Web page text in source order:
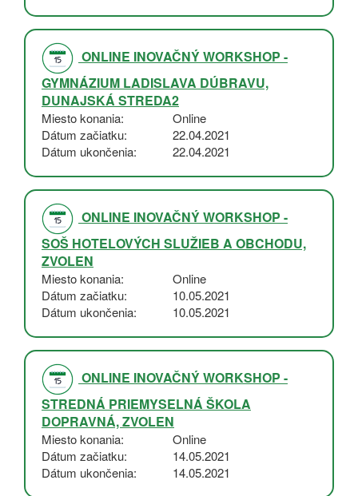
ONLINE INOVAČNÝ WORKSHOP -
GYMNÁZIUM LADISLAVA DÚBRAVU,
DUNAJSKÁ STREDA2
Miesto konania
Online
Dátum začiatku
22.04.2021
Dátum ukončenia
22.04.2021
ONLINE INOVAČNÝ WORKSHOP -
SOŠ HOTELOVÝCH SLUŽIEB A OBCHODU,
ZVOLEN
Miesto konania
Online
Dátum začiatku
10.05.2021
Dátum ukončenia
10.05.2021
ONLINE INOVAČNÝ WORKSHOP -
STREDNÁ PRIEMYSELNÁ ŠKOLA
DOPRAVNÁ, ZVOLEN
Miesto konania
Online
Dátum začiatku
14.05.2021
Dátum ukončenia
14.05.2021